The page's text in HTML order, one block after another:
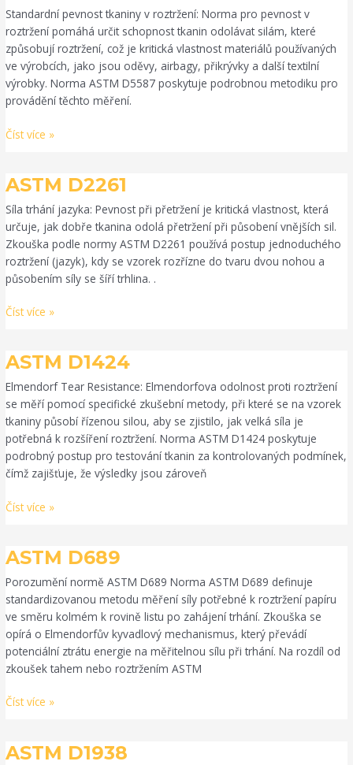
Standardní pevnost tkaniny v roztržení: Norma pro pevnost v
roztržení pomáhá určit schopnost tkanin odolávat silám, které
způsobují roztržení, což je kritická vlastnost materiálů používaných
ve výrobcích, jako jsou oděvy, airbagy, přikrývky a další textilní
výrobky. Norma ASTM D5587 poskytuje podrobnou metodiku pro
provádění těchto měření.
Číst více »
ASTM D2261
Síla trhání jazyka: Pevnost při přetržení je kritická vlastnost, která
určuje, jak dobře tkanina odolá přetržení při působení vnějších sil.
Zkouška podle normy ASTM D2261 používá postup jednoduchého
roztržení (jazyk), kdy se vzorek rozřízne do tvaru dvou nohou a
působením síly se šíří trhlina. .
ASTM
Číst více »
ASTM D1424
Elmendorf Tear Resistance: Elmendorfova odolnost proti roztržení
se měří pomocí specifické zkušební metody, při které se na vzorek
tkaniny působí řízenou silou, aby se zjistilo, jak velká síla je
potřebná k rozšíření roztržení. Norma ASTM D1424 poskytuje
podrobný postup pro testování tkanin za kontrolovaných podmínek,
čímž zajišťuje, že výsledky jsou zároveň
ASTM
Číst více »
ASTM D689
Porozumění normě ASTM D689 Norma ASTM D689 definuje
standardizovanou metodu měření síly potřebné k roztržení papíru
ve směru kolmém k rovině listu po zahájení trhání. Zkouška se
opírá o Elmendorfův kyvadlový mechanismus, který převádí
potenciální ztrátu energie na měřitelnou sílu při trhání. Na rozdíl od
zkoušek tahem nebo roztržením ASTM
ASTM
Číst více »
ASTM D1938
ASTM